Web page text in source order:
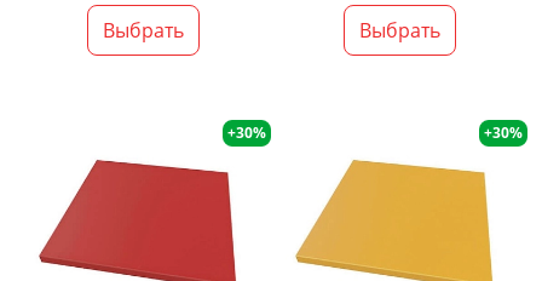
Выбрать Выбрать
+30% +30%